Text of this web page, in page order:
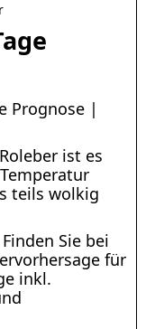
Prognose |
ist es
teils wolkig
Sie bei
für
inkl.